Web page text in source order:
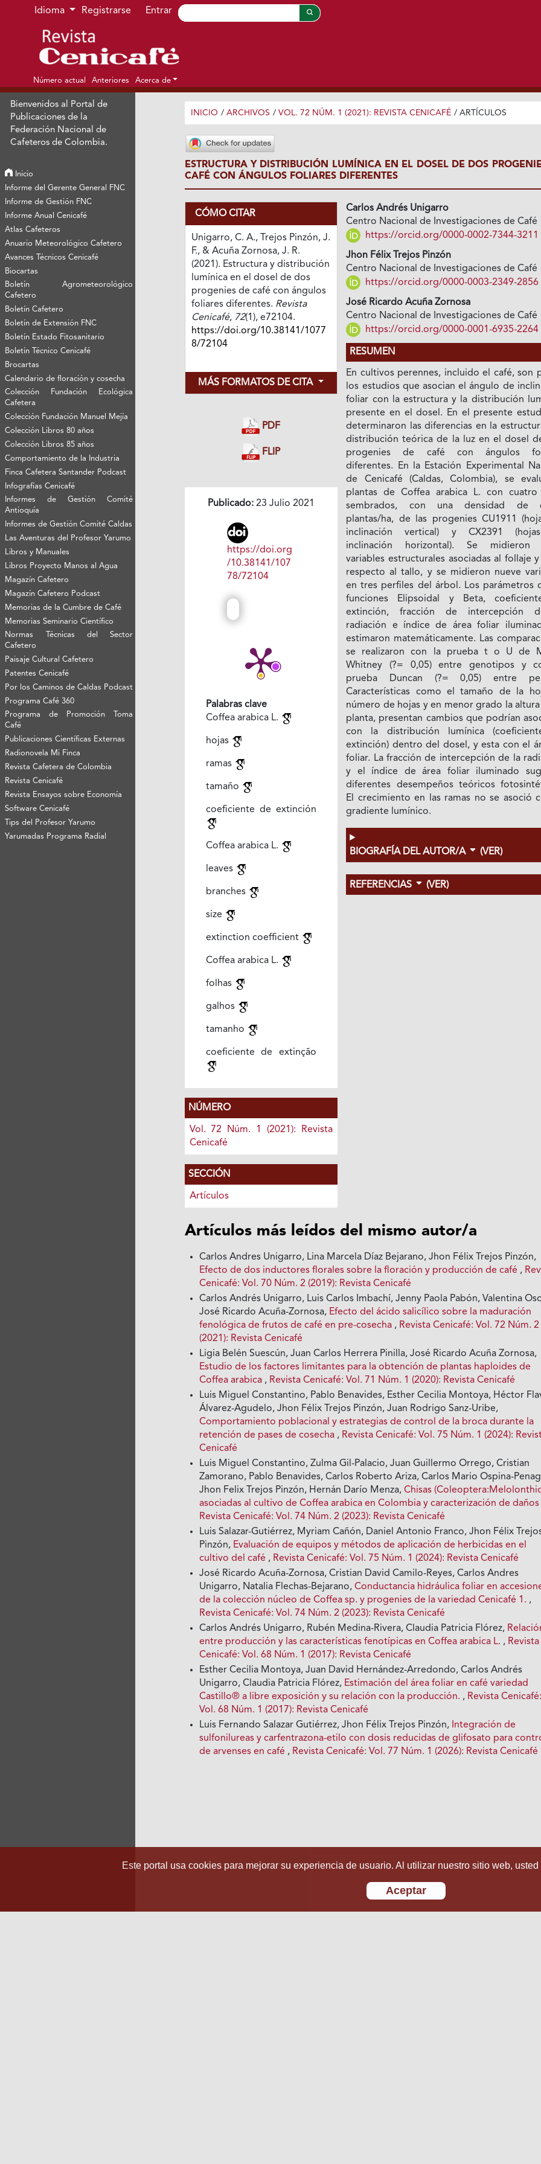
Ir al menú de navegación principal
Ir al contenido principal
Ir al pie de página del sitio
Idioma Registrarse Entrar
Número actual Anteriores Acerca de
Bienvenidos al Portal de
Publicaciones de la
Federación Nacional de
Cafeteros de Colombia.
Inicio
Informe del Gerente General FNC
Informe de Gestión FNC
Informe Anual Cenicafé
Atlas Cafeteros
Anuario Meteorológico Cafetero
Avances Técnicos Cenicafé
Biocartas
Boletín Agrometeorológico
Cafetero
Boletín Cafetero
Boletín de Extensión FNC
Boletín Estado Fitosanitario
Boletín Técnico Cenicafé
Brocartas
Calendario de floración y cosecha
Colección Fundación Ecológica
Cafetera
Colección Fundación Manuel Mejía
Colección Libros 80 años
Colección Libros 85 años
Comportamiento de la Industria
Finca Cafetera Santander Podcast
Infografías Cenicafé
Informes de Gestión Comité
Antioquía
Informes de Gestión Comité Caldas
Las Aventuras del Profesor Yarumo
Libros y Manuales
Libros Proyecto Manos al Agua
Magazín Cafetero
Magazín Cafetero Podcast
Memorias de la Cumbre de Café
Memorias Seminario Científico
Normas Técnicas del Sector
Cafetero
Paisaje Cultural Cafetero
Patentes Cenicafé
Por los Caminos de Caldas Podcast
Programa Café 360
Programa de Promoción Toma
Café
Publicaciones Científicas Externas
Radionovela Mi Finca
Revista Cafetera de Colombia
Revista Cenicafé
Revista Ensayos sobre Economía
Software Cenicafé
Tips del Profesor Yarumo
Yarumadas Programa Radial
INICIO / ARCHIVOS / VOL. 72 NÚM. 1 (2021): REVISTA CENICAFÉ / ARTÍCULOS
ESTRUCTURA Y DISTRIBUCIÓN LUMÍNICA EN EL DOSEL DE DOS
CAFÉ CON ÁNGULOS FOLIARES DIFERENTES
CÓMO CITAR
Unigarro, C. A., Trejos Pinzón, J.
F., & Acuña Zornosa, J. R.
(2021). Estructura y distribución
lumínica en el dosel de dos
progenies de café con ángulos
foliares diferentes. Revista
Cenicafé, 72(1), e72104.
https://doi.org/10.38141/1077
8/72104
MÁS FORMATOS DE CITA
PDF
FLIP
Publicado:23 Julio 2021
https://doi.org
/10.38141/107
78/72104
Palabras clave
Coffea arabica L.
hojas
ramas
tamaño
coeficiente de extinción
Coffea arabica L.
leaves
branches
size
extinction coefficient
Coffea arabica L.
folhas
galhos
tamanho
coeficiente de extinção
NÚMERO
Vol. 72 Núm. 1 (2021): Revista
Cenicafé
SECCIÓN
Artículos
Carlos Andrés Unigarro
Centro Nacional de Investigaciones de Café
https://orcid.org/0000-0002-7344-3211
Jhon Félix Trejos Pinzón
Centro Nacional de Investigaciones de Café
https://orcid.org/0000-0003-2349-2856
José Ricardo Acuña Zornosa
Centro Nacional de Investigaciones de Café
https://orcid.org/0000-0001-6935-2264
RESUMEN
En cultivos perennes, incluido el café, son
los estudios que asocian el ángulo de
foliar con la estructura y la distribución
presente en el dosel. En el presente
determinaron las diferencias en la
distribución teórica de la luz en el dosel
progenies de café con ángulos
diferentes. En la Estación Experimental
de Cenicafé (Caldas, Colombia), se
plantas de Coffea arabica L. con cuatro
sembrados, con una densidad de
plantas/ha, de las progenies CU1911
inclinación vertical) y CX2391
inclinación horizontal). Se midieron
variables estructurales asociadas al follaje
respecto al tallo, y se midieron nueve
en tres perfiles del árbol. Los parámetros
funciones Elipsoidal y Beta,
extinción, fracción de intercepción
radiación e índice de área foliar
estimaron matemáticamente. Las
se realizaron con la prueba t o U de
Whitney (?= 0,05) entre genotipos y
prueba Duncan (?= 0,05) entre
Características como el tamaño de la
número de hojas y en menor grado la
planta, presentan cambios que podrían
con la distribución lumínica
extinción) dentro del dosel, y esta con el
foliar. La fracción de intercepción de la
y el índice de área foliar iluminado
diferentes desempeños teóricos
El crecimiento en las ramas no se asoció
gradiente lumínico.
BIOGRAFÍA DEL AUTOR/A (VER)
REFERENCIAS (VER)
Artículos más leídos del mismo autor/a
Carlos Andres Unigarro, Lina Marcela Díaz Bejarano, Jhon Félix Trejos Pinzón,
Efecto de dos inductores florales sobre la floración y producción de café ,
Cenicafé: Vol. 70 Núm. 2 (2019): Revista Cenicafé
Carlos Andrés Unigarro, Luis Carlos Imbachí, Jenny Paola Pabón, Valentina
José Ricardo Acuña-Zornosa, Efecto del ácido salicílico sobre la maduración
fenológica de frutos de café en pre-cosecha , Revista Cenicafé: Vol. 72 Núm. 2
(2021): Revista Cenicafé
Ligia Belén Suescún, Juan Carlos Herrera Pinilla, José Ricardo Acuña Zornosa,
Estudio de los factores limitantes para la obtención de plantas haploides de
Coffea arabica , Revista Cenicafé: Vol. 71 Núm. 1 (2020): Revista Cenicafé
Luis Miguel Constantino, Pablo Benavides, Esther Cecilia Montoya, Héctor
Álvarez-Agudelo, Jhon Félix Trejos Pinzón, Juan Rodrigo Sanz-Uribe,
Comportamiento poblacional y estrategias de control de la broca durante la
retención de pases de cosecha , Revista Cenicafé: Vol. 75 Núm. 1 (2024):
Cenicafé
Luis Miguel Constantino, Zulma Gil-Palacio, Juan Guillermo Orrego, Cristian
Zamorano, Pablo Benavides, Carlos Roberto Ariza, Carlos Mario Ospina-
Jhon Felix Trejos Pinzón, Hernán Darío Menza,Chisas
asociadas al cultivo de Coffea arabica en Colombia y caracterización de daños
Revista Cenicafé: Vol. 74 Núm. 2 (2023): Revista Cenicafé
Luis Salazar-Gutiérrez, Myriam Cañón, Daniel Antonio Franco, Jhon Félix
Pinzón, Evaluación de equipos y métodos de aplicación de herbicidas en el
cultivo del café , Revista Cenicafé: Vol. 75 Núm. 1 (2024): Revista Cenicafé
José Ricardo Acuña-Zornosa, Cristian David Camilo-Reyes, Carlos Andres
Unigarro, Natalia Flechas-Bejarano,Conductancia hidráulica foliar en
de la colección núcleo de Coffea sp. y progenies de la variedad Cenicafé 1. ,
Revista Cenicafé: Vol. 74 Núm. 2 (2023): Revista Cenicafé
Carlos Andrés Unigarro, Rubén Medina-Rivera, Claudia Patricia Flórez,
entre producción y las características fenotípicas en Coffea arabica L. , Revista
Cenicafé: Vol. 68 Núm. 1 (2017): Revista Cenicafé
Esther Cecilia Montoya, Juan David Hernández-Arredondo, Carlos Andrés
Unigarro, Claudia Patricia Flórez, Estimación del área foliar en café variedad
Castillo® a libre exposición y su relación con la producción. , Revista Cenicafé:
Vol. 68 Núm. 1 (2017): Revista Cenicafé
Luis Fernando Salazar Gutiérrez, Jhon Félix Trejos Pinzón, Integración de
sulfonilureas y carfentrazona-etilo con dosis reducidas de glifosato para
de arvenses en café , Revista Cenicafé: Vol. 77 Núm. 1 (2026): Revista Cenicafé
Este portal usa cookies para mejorar su experiencia de usuario. Al utilizar nuestro sitio web,
Aceptar